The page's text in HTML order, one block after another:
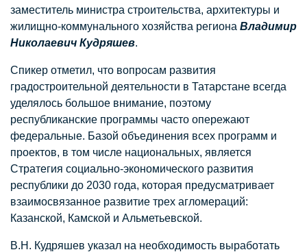
заместитель министра строительства, архитектуры и
жилищно-коммунального хозяйства региона Владимир
Николаевич Кудряшев.
Спикер отметил, что вопросам развития
градостроительной деятельности в Татарстане всегда
уделялось большое внимание, поэтому
республиканские программы часто опережают
федеральные. Базой объединения всех программ и
проектов, в том числе национальных, является
Стратегия социально-экономического развития
республики до 2030 года, которая предусматривает
взаимосвязанное развитие трех агломераций:
Казанской, Камской и Альметьевской.
В.Н. Кудряшев указал на необходимость выработать